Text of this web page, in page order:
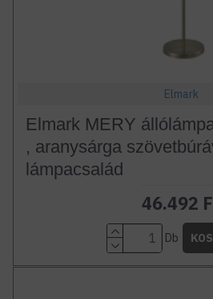
Elmark
Elmark MERY
, aranysárga
lámpacsalád
46.492
Db